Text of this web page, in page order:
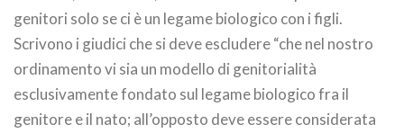
genitori solo se ci è un legame biologico con i figli.
Scrivono i giudici che si deve escludere “che nel nostro
ordinamento vi sia un modello di genitorialità
esclusivamente fondato sul legame biologico fra il
genitore e il nato; all’opposto deve essere considerata